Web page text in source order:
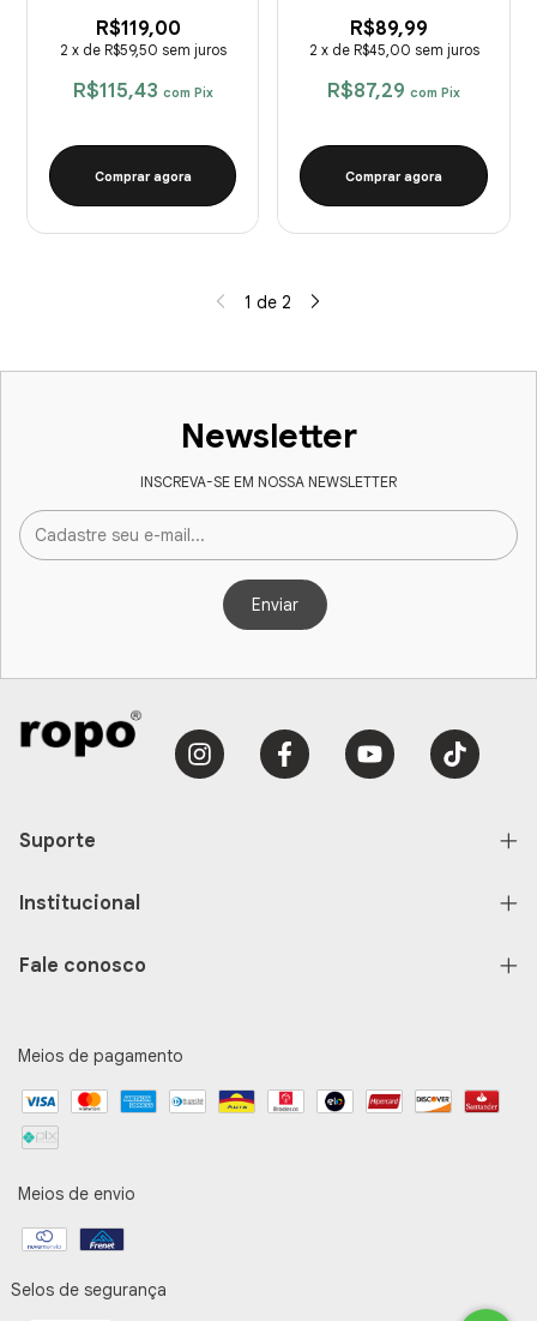
R$119,00
R$115,43 com Pix
2 x de R$59,50 sem juros
Comprar agora
R$89,99
R$87,29com Pix
2 x de R$45,00 sem juros
Comprar agora
1 de 2
Newsletter
INSCREVA-SE EM NOSSA NEWSLETTER
Suporte
Institucional
Fale conosco
Meios de pagamento
Meios de envio
Selos de segurança